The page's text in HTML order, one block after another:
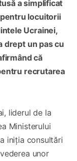
a simplificat
locuitorii
Ucrainei,
drept un pas cu
că
recrutarea
liderul de la
Ministerului
iniția consultări
unor